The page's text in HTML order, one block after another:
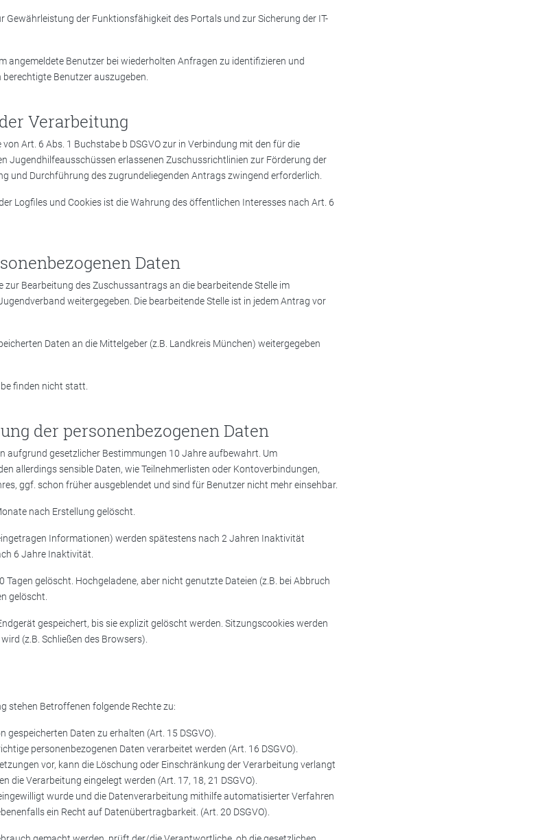
Gewährleistung der Funktionsfähigkeit des Portals und zur Sicherung der IT-
angemeldete Benutzer bei wiederholten Anfragen zu identifizieren und
Benutzer auszugeben.
Verarbeitung
Art. 6 Abs. 1 Buchstabe b DSGVO zur in Verbindung mit den für die
Jugendhilfeausschüssen erlassenen Zuschussrichtlinien zur Förderung der
und Durchführung des zugrundeliegenden Antrags zwingend erforderlich.
Logfiles und Cookies ist die Wahrung des öffentlichen Interesses nach Art. 6
Daten
Bearbeitung des Zuschussantrags an die bearbeitende Stelle im
weitergegeben. Die bearbeitende Stelle ist in jedem Antrag vor
Daten an die Mittelgeber (z.B. Landkreis München) weitergegeben
finden nicht statt.
der personenbezogenen Daten
aufgrund gesetzlicher Bestimmungen 10 Jahre aufbewahrt. Um
allerdings sensible Daten, wie Teilnehmerlisten oder Kontoverbindungen,
ggf. schon früher ausgeblendet und sind für Benutzer nicht mehr einsehbar.
nach Erstellung gelöscht.
Informationen) werden spätestens nach 2 Jahren Inaktivität
6 Jahre Inaktivität.
Tagen gelöscht. Hochgeladene, aber nicht genutzte Dateien (z.B. bei Abbruch
gelöscht.
gespeichert, bis sie explizit gelöscht werden. Sitzungscookies werden
(z.B. Schließen des Browsers).
stehen Betroffenen folgende Rechte zu:
gespeicherten Daten zu erhalten (Art. 15 DSGVO).
personenbezogenen Daten verarbeitet werden (Art. 16 DSGVO).
vor, kann die Löschung oder Einschränkung der Verarbeitung verlangt
die Verarbeitung eingelegt werden (Art. 17, 18, 21 DSGVO).
wurde und die Datenverarbeitung mithilfe automatisierter Verfahren
ein Recht auf Datenübertragbarkeit. (Art. 20 DSGVO).